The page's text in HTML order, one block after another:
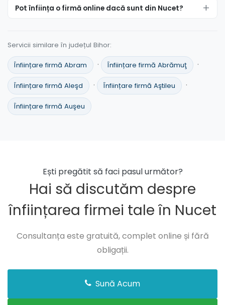
Pot înființa o firmă online dacă sunt din Nucet?
Servicii similare în județul Bihor:
Înființare firmă Abram · Înființare firmă Abrămuţ ·
Înființare firmă Aleşd · Înființare firmă Aştileu ·
Înființare firmă Auşeu
Ești pregătit să faci pasul următor?
Hai să discutăm despre
înființarea firmei tale în Nucet
Consultanța este gratuită, complet online și fără
obligații.
Sună Acum